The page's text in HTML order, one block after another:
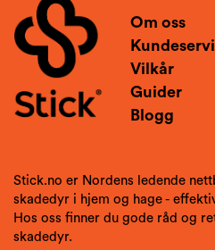
Om oss
Vilkår
Guider
Blogg
Stick.no er Nordens ledende
skadedyr i hjem og hage -
Hos oss finner du gode råd og
skadedyr.